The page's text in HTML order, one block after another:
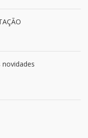
novidades